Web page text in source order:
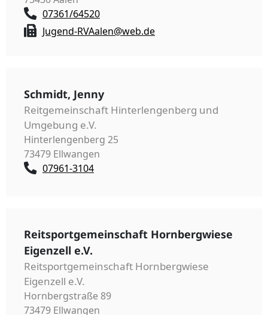
07361/64520
Jugend-RVAalen@web.de
Schmidt, Jenny
Reitgemeinschaft Hinterlengenberg und
Umgebung e.V.
Hinterlengenberg 25
73479 Ellwangen
07961-3104
Reitsportgemeinschaft Hornbergwiese
Eigenzell e.V.
Reitsportgemeinschaft Hornbergwiese
Eigenzell e.V.
Hornbergstraße 89
73479 Ellwangen